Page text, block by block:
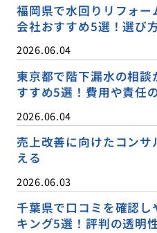
福岡県で水回りリフォ
会社おすすめ5選！選び
2026.06.04
東京都で階下漏水の相
すすめ5選！費用や責任
2026.06.04
売上改善に向けたコン
える
2026.06.03
千葉県で口コミを確認
キング5選！評判の透明